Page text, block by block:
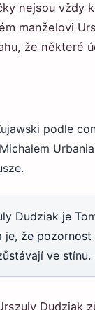
nejsou vždy
manželovi
že některé
podle
Dudziak je
je, že
ve stínu.
Dudziak